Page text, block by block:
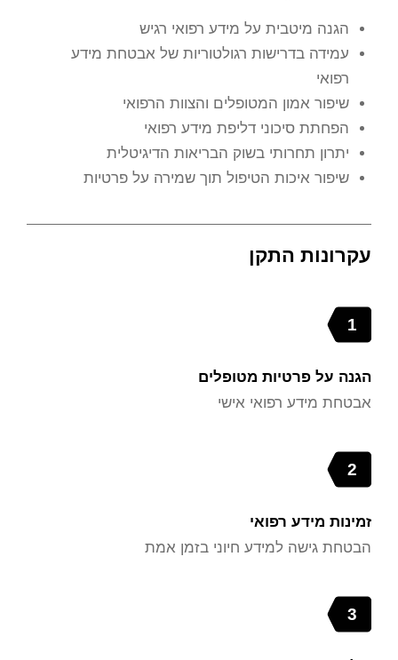
הגנה מיטבית על מידע רפואי רגיש
עמידה בדרישות רגולטוריות של אבטחת מידע
רפואי
שיפור אמון המטופלים והצוות הרפואי
הפחתת סיכוני דליפת מידע רפואי
יתרון תחרותי בשוק הבריאות הדיגיטלית
שיפור איכות הטיפול תוך שמירה על פרטיות
עקרונות התקן
1
הגנה על פרטיות מטופלים
אבטחת מידע רפואי אישי
2
זמינות מידע רפואי
הבטחת גישה למידע חיוני בזמן אמת
3